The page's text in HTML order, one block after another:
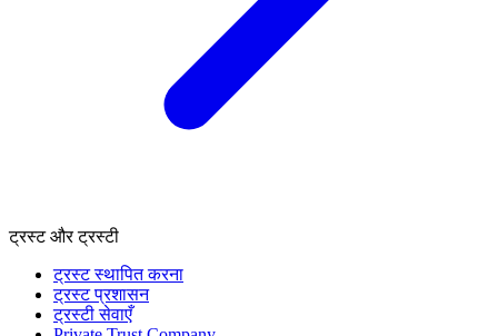
ट्रस्ट और ट्रस्टी
ट्रस्ट स्थापित करना
ट्रस्ट प्रशासन
ट्रस्टी सेवाएँ